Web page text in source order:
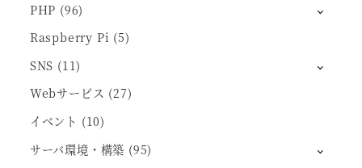
PHP (96)
Raspberry Pi (5)
SNS (11)
Webサービス (27)
イベント (10)
サーバ環境・構築 (95)